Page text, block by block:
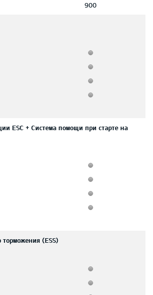
900
ESC + Система помощи при старте на
торможения (ESS)